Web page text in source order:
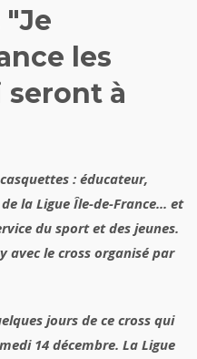
les
seront à
: éducateur,
la Ligue Île-de-France... et
du sport et des jeunes.
avec le cross organisé par
jours de ce cross qui
14 décembre. La Ligue